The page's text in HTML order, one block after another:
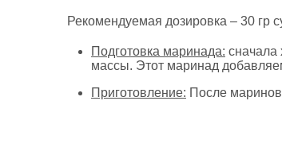
Рекомендуемая дозировка – 30 гр
Подготовка маринада: сначала
массы. Этот маринад
Приготовление: После